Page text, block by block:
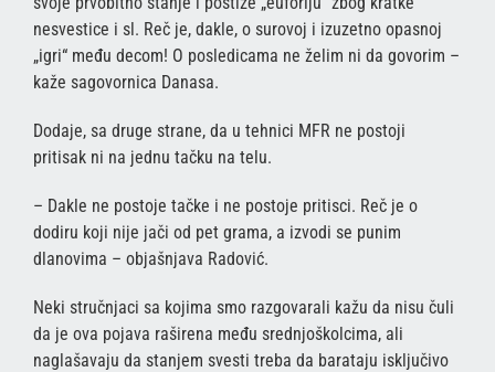
nesvestice i sl. Reč je, dakle, o surovoj i izuzetno opasnoj
„igri“ među decom! O posledicama ne želim ni da govorim –
kaže sagovornica Danasa.
Dodaje, sa druge strane, da u tehnici MFR ne postoji
pritisak ni na jednu tačku na telu.
– Dakle ne postoje tačke i ne postoje pritisci. Reč je o
dodiru koji nije jači od pet grama, a izvodi se punim
dlanovima – objašnjava Radović.
Neki stručnjaci sa kojima smo razgovarali kažu da nisu čuli
da je ova pojava raširena među srednjoškolcima, ali
naglašavaju da stanjem svesti treba da barataju isključivo